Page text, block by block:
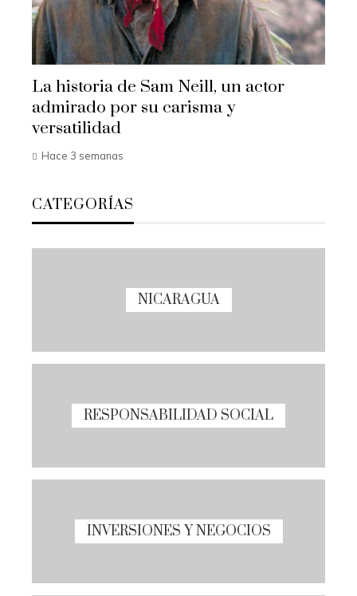
La historia de Sam Neill, un actor
admirado por su carisma y
versatilidad
Hace 3 semanas
CATEGORÍAS
NICARAGUA
RESPONSABILIDAD SOCIAL
INVERSIONES Y NEGOCIOS